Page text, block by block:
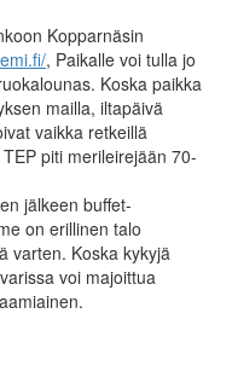
Kopparnäsin
, Paikalle voi tulla jo
Koska paikka
mailla, iltapäivä
vaikka retkeillä
piti merileirejään 70-
jälkeen buffet-
on erillinen talo
varten. Koska kykyjä
voi majoittua